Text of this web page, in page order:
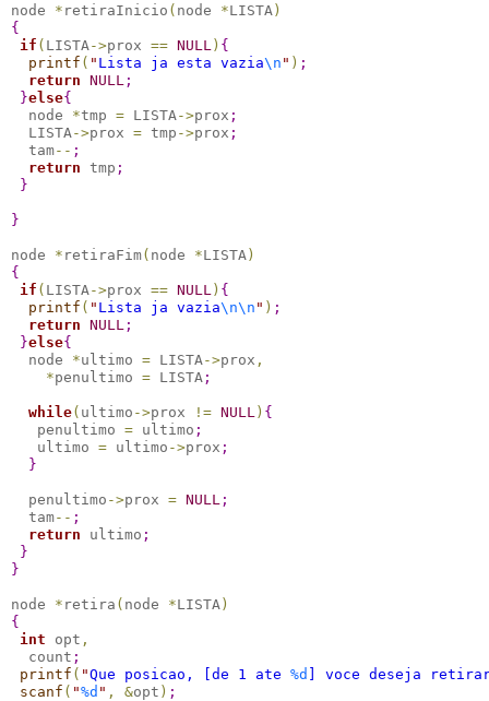
node * retiraInicio ( node *LISTA )
{
if ( LISTA ->prox == NULL ) {
printf ( " Lista ja esta vazia\n " ) ;
return NULL ;
}else{
  node
*tmp = LISTA ->prox ;
  LISTA
->prox = tmp ->prox ;
  tam
- - ;
return tmp ;
}
}
node * retiraFim( node *LISTA )
{
if ( LISTA ->prox == NULL ) {
printf ( " Lista ja vazia\n\n " ) ;
return NULL ;
}else{
  node
*ultimo = LISTA ->prox ,
*penultimo = LISTA ;
while( ultimo ->prox ! = NULL ) {
   penultimo
= ultimo ;
   ultimo
= ultimo ->prox ;
}
  penultimo
->prox = NULL ;
  tam
- - ;
return ultimo ;
}
}
node * retira ( node *LISTA )
{
int opt ,
  count
;
printf ( "Que posicao, [de 1 ate %d ] voce deseja
scanf ( "%d " , &opt ) ;